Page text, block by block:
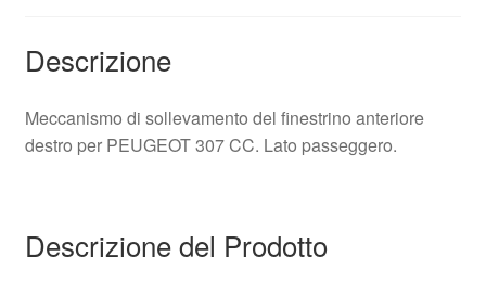
Descrizione
Meccanismo di sollevamento del finestrino anteriore
destro per PEUGEOT 307 CC. Lato passeggero.
Descrizione del Prodotto